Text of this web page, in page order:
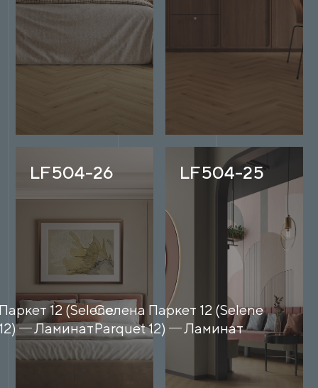
LF504-26
12 (Selene
Ламинат
LF504-25
Селена Паркет 12 (Selene
Parquet 12)
Ламинат